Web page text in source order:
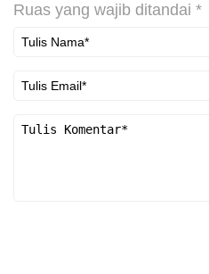
Ruas yang wajib ditandai *